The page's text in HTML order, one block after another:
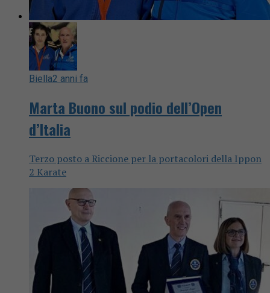
Biella2 anni fa
Marta Buono sul podio dell’Open
d’Italia
Terzo posto a Riccione per la portacolori della Ippon
2 Karate